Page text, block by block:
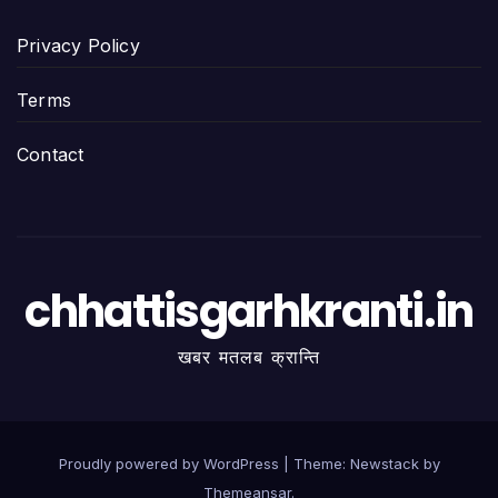
Privacy Policy
Terms
Contact
chhattisgarhkranti.in
खबर मतलब क्रान्ति
Proudly powered by WordPress Theme: Newstackby
Themeansar.